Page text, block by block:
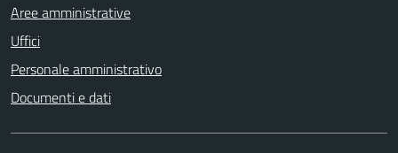
Aree amministrative
Uffici
Personale amministrativo
Documenti e dati